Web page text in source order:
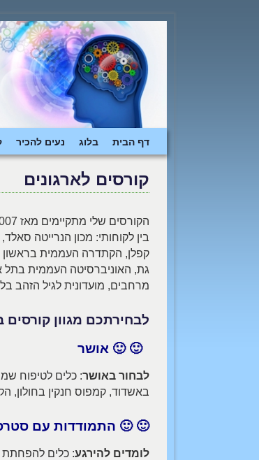
דף הבית בלוג נעים להכיר
קורסים לארגונים
הקורסים שלי מתקיימים מאז 2007 במגון מוסדות.
בין לקוחותי: מכון הנרייטה
קפלן, הקתדרה העממית בראשון
גת, האוניברסיטה העממית בתל
מרחבים, מועדונית לגיל הזהב
לבחירתכם מגוון קורסים
🙂 🙂 אושר
לבחור באושר: כלים לטיפוח
באשדוד, קמפוס חנקין
🙂 🙂 התמודדות עם
לומדים להירגע: כלים להפחתת